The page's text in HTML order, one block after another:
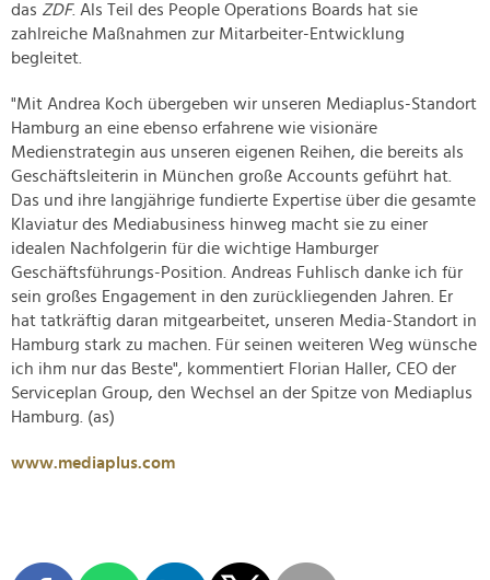
das ZDF. Als Teil des People Operations Boards hat sie
zahlreiche Maßnahmen zur Mitarbeiter-Entwicklung
begleitet.
"Mit Andrea Koch übergeben wir unseren Mediaplus-Standort
Hamburg an eine ebenso erfahrene wie visionäre
Medienstrategin aus unseren eigenen Reihen, die bereits als
Geschäftsleiterin in München große Accounts geführt hat.
Das und ihre langjährige fundierte Expertise über die gesamte
Klaviatur des Mediabusiness hinweg macht sie zu einer
idealen Nachfolgerin für die wichtige Hamburger
Geschäftsführungs-Position. Andreas Fuhlisch danke ich für
sein großes Engagement in den zurückliegenden Jahren. Er
hat tatkräftig daran mitgearbeitet, unseren Media-Standort in
Hamburg stark zu machen. Für seinen weiteren Weg wünsche
ich ihm nur das Beste", kommentiert Florian Haller, CEO der
Serviceplan Group, den Wechsel an der Spitze von Mediaplus
Hamburg. (as)
www.mediaplus.com